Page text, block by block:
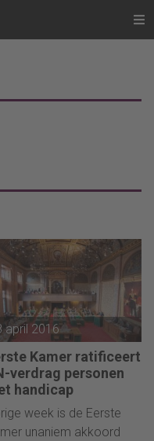
april 2016
Kamer ratificeert
verdrag personen
handicap
week is de Eerste
unaniem akkoord